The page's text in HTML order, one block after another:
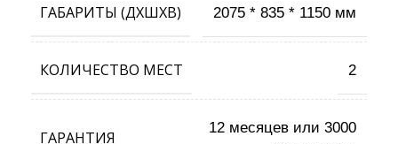
ГАБАРИТЫ (ДХШХВ) 2075 * 835 * 1150 мм
КОЛИЧЕСТВО МЕСТ 2
ГАРАНТИЯ
12 месяцев или 3000